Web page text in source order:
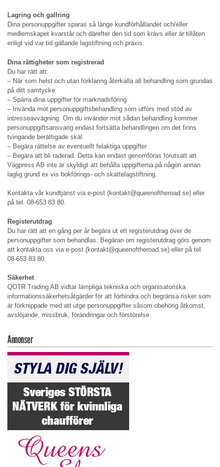
Lagring och gallring
Dina personuppgifter sparas så länge kundförhållandet och/eller
medlemskapet kvarstår och därefter den tid som krävs eller är tillåten
enligt vid var tid gällande lagstiftning och praxis.
Dina rättigheter som registrerad
Du har rätt att:
– När som helst och utan förklaring återkalla all behandling som grundas
på ditt samtycke
– Spärra dina uppgifter för marknadsföring
– Invända mot personuppgiftsbehandling som utförs med stöd av
intresseavvägning. Om du invänder mot sådan behandling kommer
personuppgiftsansvarig endast fortsätta behandlingen om det finns
tvingande berättigade skäl.
– Begära rättelse av eventuellt felaktiga uppgifter
– Begära att bli raderad. Detta kan endast genomföras förutsatt att
Vägpress AB inte är skyldigt att behålla uppgifterna på någon annan
laglig grund ex vis bokförings- och skattelagstiftning.
Kontakta vår kundtjänst via e-post (kontakt@queenoftheroad.se) eller
på tel. 08-653 83 80.
Registerutdrag
Du har rätt att en gång per år begära ut ett registerutdrag över de
personuppgifter som behandlas. Begäran om registerutdrag görs genom
att kontakta oss via e-post (kontakt@queenoftheroad.se) eller på tel.
08-653 83 80.
Säkerhet
QOTR Trading AB vidtar lämpliga tekniska och organisatoriska
informationssäkerhetsåtgärder för att förhindra och begränsa risker som
är förknippade med att utge personuppgifter såsom obehörig åtkomst,
avslöjande, missbruk, förändringar och förstörelse.
Annonser